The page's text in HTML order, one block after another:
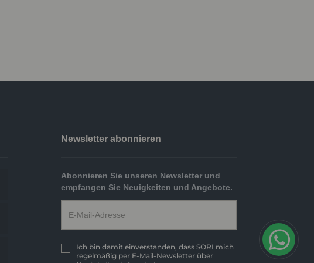
Newsletter abonnieren
Abonnieren Sie unseren Newsletter und
empfangen Sie Neuigkeiten und Angebote.
Ich bin damit einverstanden, dass SORI mich
regelmäßig per E-Mail-Newsletter über